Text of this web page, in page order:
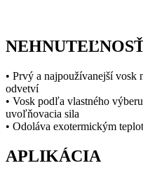
• Prvý a najpoužívanejší
odvetví
• Vosk podľa vlastného
uvoľňovacia sila
• Odoláva exotermickým
APLIKÁCIA